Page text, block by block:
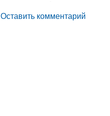
Оставить комментарий